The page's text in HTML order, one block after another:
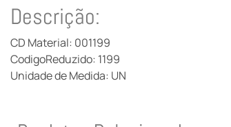
Descrição:
CD Material: 001199
CodigoReduzido: 1199
Unidade de Medida: UN